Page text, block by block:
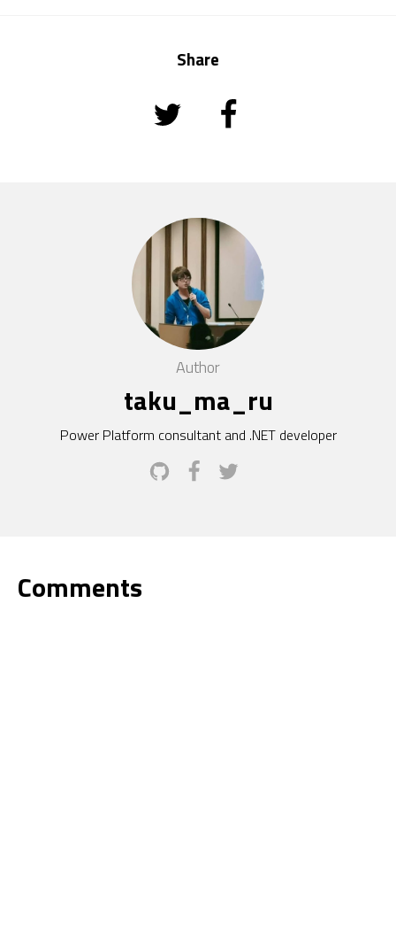
Share
Author
taku_ma_ru
Power Platform consultant and .NET developer
Comments